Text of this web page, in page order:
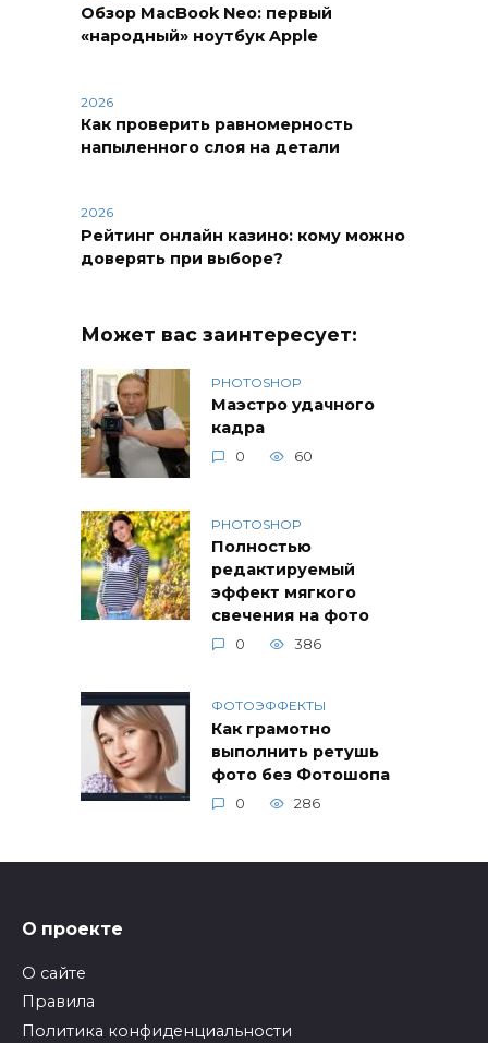
Обзор MacBook Neo: первый
«народный» ноутбук Apple
2026
Как проверить равномерность
напыленного слоя на детали
2026
Рейтинг онлайн казино: кому можно
доверять при выборе?
Может вас заинтересует:
PHOTOSHOP
Маэстро удачного
кадра
0 60
PHOTOSHOP
Полностью
редактируемый
эффект мягкого
свечения на фото
0 386
ФОТОЭФФЕКТЫ
Как грамотно
выполнить ретушь
фото без Фотошопа
0 286
О проекте
О сайте
Правила
Политика конфиденциальности